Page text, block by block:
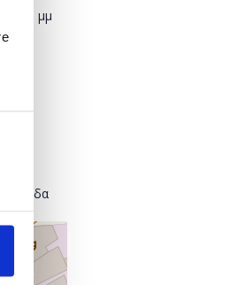
2:00 μμ
Ελλάδα